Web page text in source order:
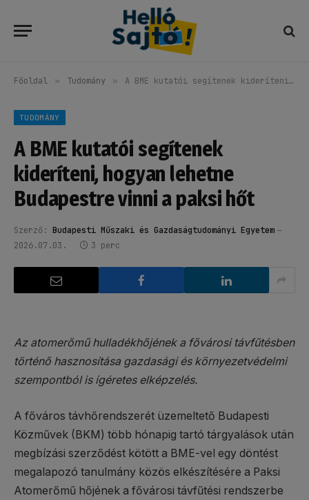
Főoldal » Tudomány » A BME kutatói segítenek kideríteni, hogyan lehetne Budapestre vinni a paksi hőt
TUDOMÁNY
A BME kutatói segítenek
kideríteni, hogyan lehetne
Budapestre vinni a paksi hőt
Szerző: Budapesti Műszaki és Gazdaságtudományi Egyetem
2026.07.03.
3 perc
Az atomerőmű hulladékhőjének a fővárosi távfűtésben
történő hasznosítása gazdasági és környezetvédelmi
szempontból is ígéretes elképzelés.
A főváros távhőrendszerét üzemeltető Budapesti
Közművek (BKM) több hónapig tartó tárgyalások után
megbízási szerződést kötött a BME-vel egy döntést
megalapozó tanulmány közös elkészítésére a Paksi
Atomerőmű hőjének a fővárosi távfűtési rendszerbe